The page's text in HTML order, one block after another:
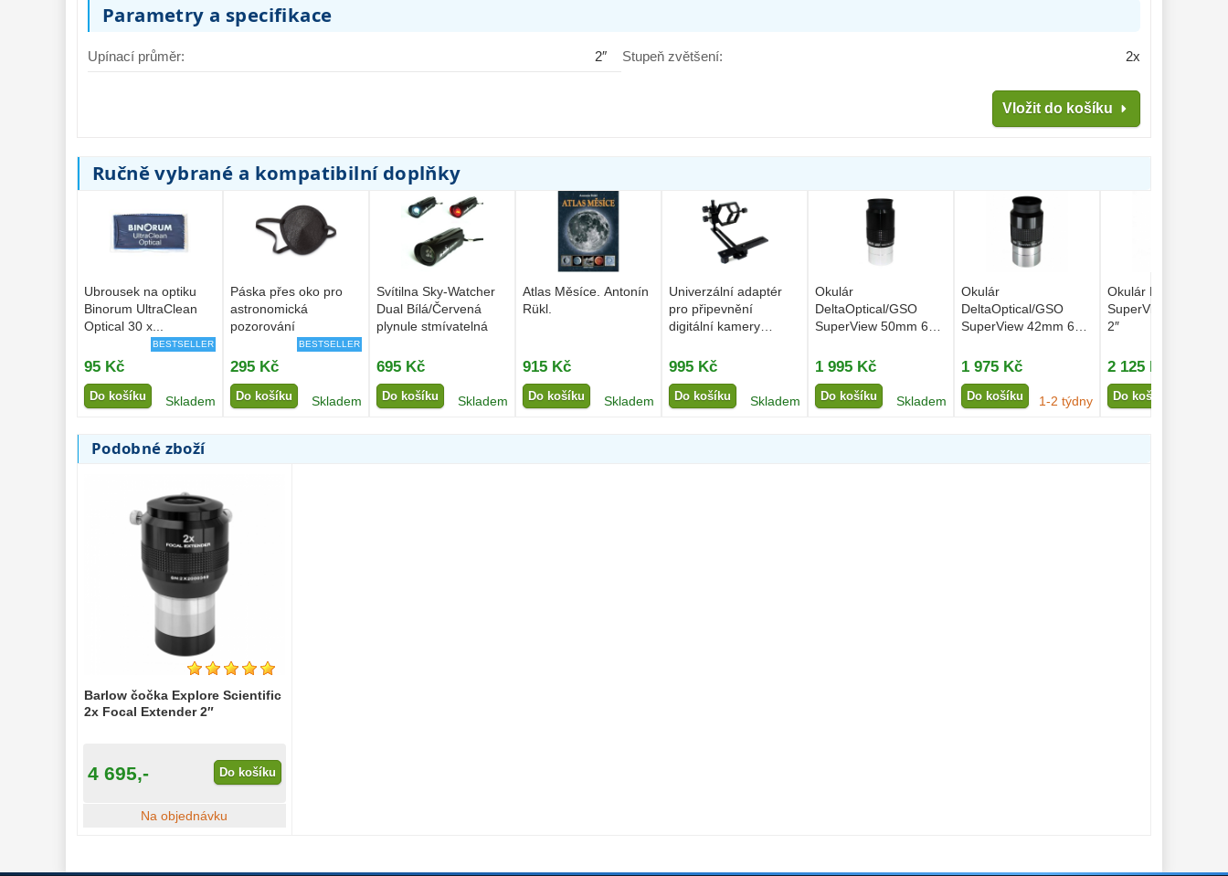
Parametry a specifikace
Upínací průměr: 2″ Stupeň zvětšení: 2x
Vložit do košíku
Ručně vybrané a kompatibilní doplňky
Ubrousek na optiku
Binorum UltraClean
Optical 30 x...
BESTSELLER
95 Kč
Do košíku Skladem
Páska přes oko pro
astronomická
pozorování
BESTSELLER
295 Kč
Do košíku Skladem
Svítilna Sky-Watcher
Dual Bílá/Červená
plynule stmívatelná
695 Kč
Do košíku Skladem
Atlas Měsíce. Antonín
Rükl.
915 Kč
Do košíku Skladem
Univerzální adaptér
pro připevnění
digitální kamery
995 Kč
Do košíku Skladem
Okulár
DeltaOptical/GSO
SuperView 50mm 60°
1 995 Kč
Do košíku Skladem
Okulár
DeltaOptical/GSO
SuperView 42mm 65°
1 975 Kč
Do košíku 1-2 týdny
Okulár DeltaOptical
SuperView 30mm
2″
2 125 Kč
Do košíku
Podobné zboží
Barlow čočka Explore Scientific
2x Focal Extender 2″
4 695,- Do košíku
Na objednávku